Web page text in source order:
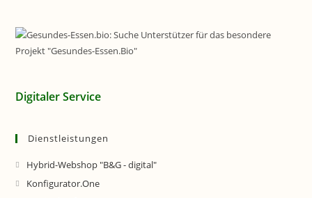
Digitaler Service
Dienstleistungen
Hybrid-Webshop "B&G - digital"
Konfigurator.One